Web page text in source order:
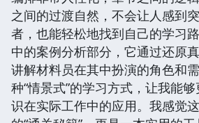
之间的过渡自然，不会让人感到
者，也能轻松地找到自己的学习
中的案例分析部分，它通过还原
讲解材料员在其中扮演的角色和
种“情景式”的学习方式，让我能
识在实际工作中的应用。我感觉